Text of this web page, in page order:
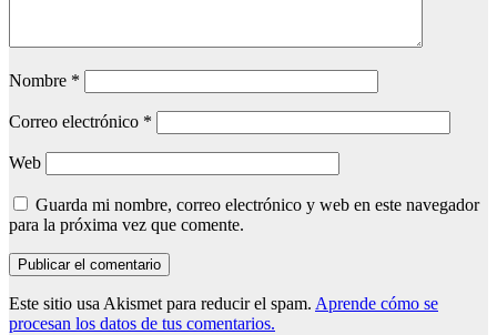
Nombre *
Correo electrónico *
Web
Guarda mi nombre, correo electrónico y web en este navegador
para la próxima vez que comente.
Este sitio usa Akismet para reducir el spam. Aprende cómo se
procesan los datos de tus comentarios.